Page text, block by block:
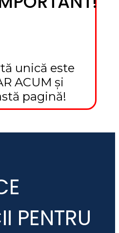
unică este
ACUM și
pagină!
PENTRU